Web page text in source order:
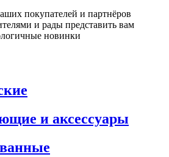
покупателей и партнёров
и рады представить вам
новинки
и аксессуары